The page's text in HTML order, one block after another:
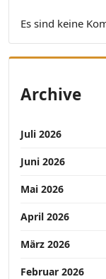
Es sind keine
Archive
Juli 2026
Juni 2026
Mai 2026
April 2026
März 2026
Februar 2026